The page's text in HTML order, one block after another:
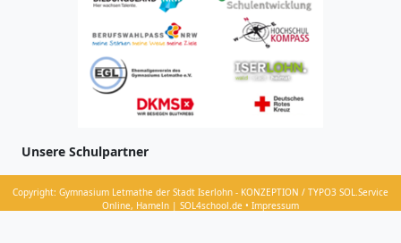
Unsere Schulpartner
Copyright: Gymnasium Letmathe der Stadt Iserlohn - KONZEPTION / TYPO3 SOL.Service
Online, Hameln | SOL4school.de • Impressum